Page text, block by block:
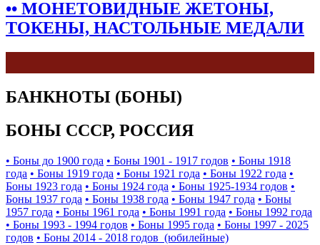
•• МОНЕТОВИДНЫЕ ЖЕТОНЫ,
ТОКЕНЫ, НАСТОЛЬНЫЕ МЕДАЛИ
БАНКНОТЫ (БОНЫ)
БОНЫ СССР, РОССИЯ
• Боны до 1900 года • Боны 1901 - 1917 годов • Боны 1918
года • Боны 1919 года • Боны 1921 года • Боны 1922 года •
Боны 1923 года • Боны 1924 года • Боны 1925-1934 годов •
Боны 1937 года • Боны 1938 года • Боны 1947 года • Боны
1957 года • Боны 1961 года • Боны 1991 года • Боны 1992 года
• Боны 1993 - 1994 годов • Боны 1995 года • Боны 1997 - 2025
годов • Боны 2014 - 2018 годов (юбилейные)